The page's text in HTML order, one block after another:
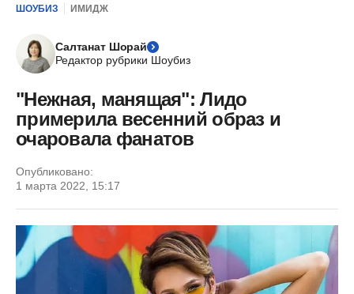
ШОУБИЗ ИМИДЖ
Салтанат Шорай
Редактор рубрики Шоубиз
"Нежная, манящая": Лидо
примерила весенний образ и
очаровала фанатов
Опубликовано:
1 марта 2022, 15:17